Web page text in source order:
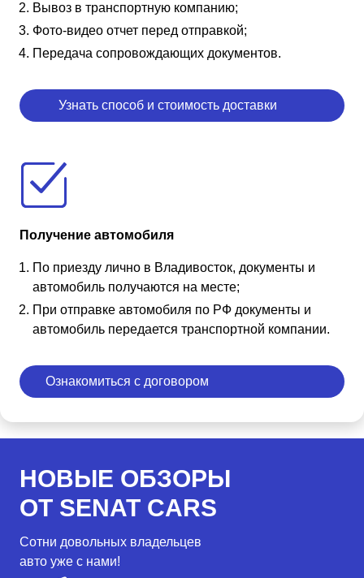
Вывоз в транспортную компанию;
Фото-видео отчет перед отправкой;
Передача сопровождающих документов.
Узнать способ и стоимость доставки
Получение автомобиля
По приезду лично в Владивосток, документы и
автомобиль получаются на месте;
При отправке автомобиля по РФ документы и
автомобиль передается транспортной компании.
Ознакомиться с договором
НОВЫЕ ОБЗОРЫ
ОТ SENAT CARS
Сотни довольных владельцев
авто уже с нами!